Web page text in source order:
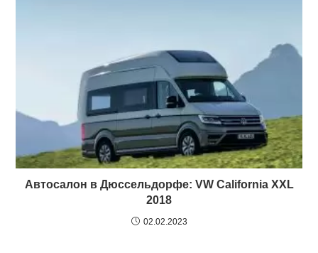
Автосалон в Дюссельдорфе: VW California XXL
2018
02.02.2023